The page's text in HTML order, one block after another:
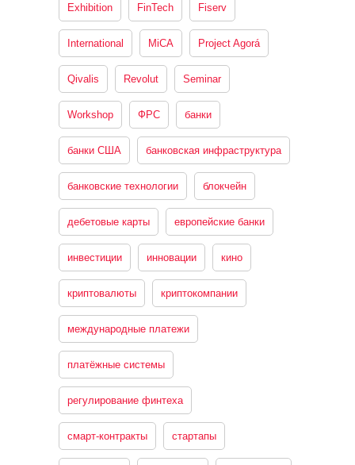
Exhibition FinTech Fiserv
International MiCA Project Agorá
Qivalis Revolut Seminar
Workshop ФРС банки
банки США банковская инфраструктура
банковские технологии блокчейн
дебетовые карты европейские банки
инвестиции инновации кино
криптовалюты криптокомпании
международные платежи
платёжные системы
регулирование финтеха
смарт-контракты стартапы